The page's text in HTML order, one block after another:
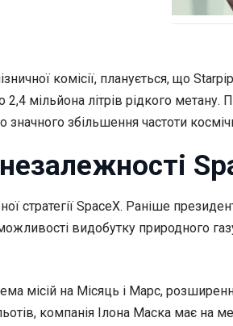
комісії, планується, що
мільйона літрів рідкого
збільшення частоти
стратегії SpaceX. Раніше
видобутку природного
місій на Місяць і Марс,
компанія Ілона Маска має на